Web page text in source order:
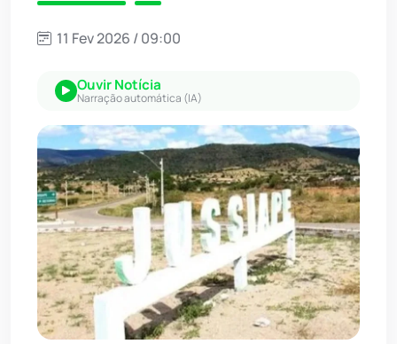
11 Fev 2026 / 09:00
Ouvir Notícia
Narração automática (IA)